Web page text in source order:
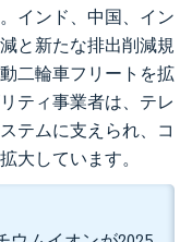
インド、中国、イン
と新たな排出削減規
二輪車フリートを拡
ティ事業者は、テレ
テムに支えられ、コ
大しています。